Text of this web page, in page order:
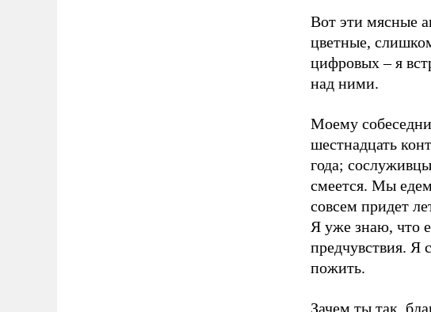
Вот эти мясные
цветные,
цифровых – я
над ними.
Моему
шестнадцать
года;
смеется. Мы
совсем придет
Я уже знаю, что
предчувствия. Я
пожить.
Зачем ты так,